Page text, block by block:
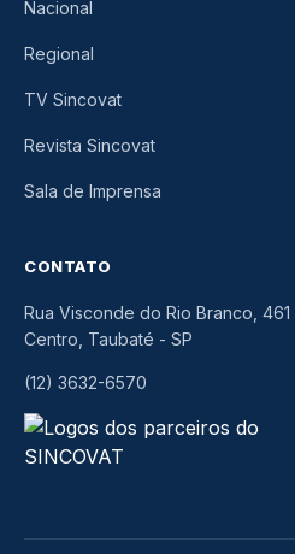
Nacional
Regional
TV Sincovat
Revista Sincovat
Sala de Imprensa
CONTATO
Rua Visconde do Rio Branco, 461
Centro, Taubaté - SP
(12) 3632-6570